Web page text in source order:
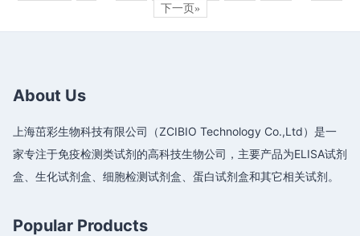
下一页»
About Us
上海茁彩生物科技有限公司（ZCIBIO Technology Co.,Ltd）是一
家专注于免疫检测类试剂的高科技生物公司，主要产品为ELISA试剂
盒、生化试剂盒、细胞检测试剂盒、蛋白试剂盒和其它相关试剂。
Popular Products